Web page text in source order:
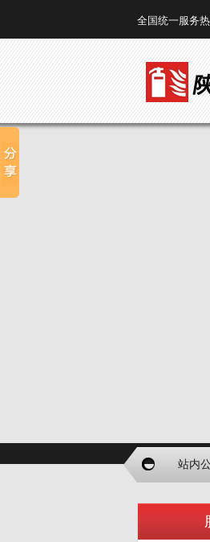
全国统一服务热
站内